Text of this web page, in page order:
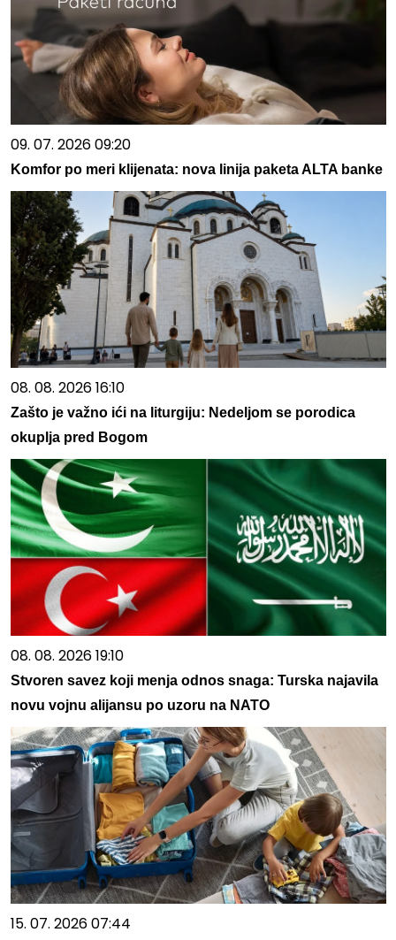
09. 07. 2026 09:20
Komfor po meri klijenata: nova linija paketa ALTA banke
08. 08. 2026 16:10
Zašto je važno ići na liturgiju: Nedeljom se porodica
okuplja pred Bogom
08. 08. 2026 19:10
Stvoren savez koji menja odnos snaga: Turska najavila
novu vojnu alijansu po uzoru na NATO
15. 07. 2026 07:44